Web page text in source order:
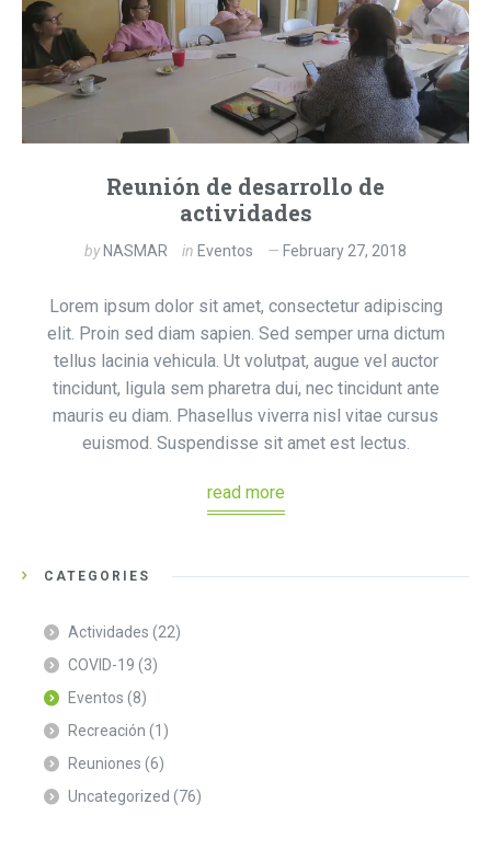
Reunión de desarrollo de
actividades
by NASMAR in Eventos February 27, 2018
Lorem ipsum dolor sit amet, consectetur adipiscing
elit. Proin sed diam sapien. Sed semper urna dictum
tellus lacinia vehicula. Ut volutpat, augue vel auctor
tincidunt, ligula sem pharetra dui, nec tincidunt ante
mauris eu diam. Phasellus viverra nisl vitae cursus
euismod. Suspendisse sit amet est lectus.
read more
CATEGORIES
Actividades (22)
COVID-19 (3)
Eventos (8)
Recreación (1)
Reuniones (6)
Uncategorized (76)